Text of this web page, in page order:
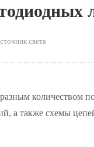
света
количеством
а также схемы